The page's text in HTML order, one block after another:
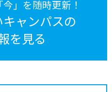
」を随時更新！
ャンパスの
を見る